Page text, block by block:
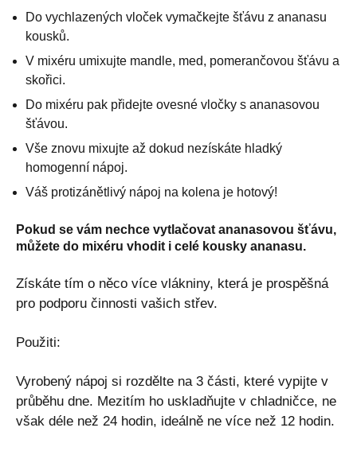
Do vychlazených vloček vymačkejte šťávu z ananasu
kousků.
V mixéru umixujte mandle, med, pomerančovou šťávu a
skořici.
Do mixéru pak přidejte ovesné vločky s ananasovou
šťávou.
Vše znovu mixujte až dokud nezískáte hladký
homogenní nápoj.
Váš protizánětlivý nápoj na kolena je hotový!
Pokud se vám nechce vytlačovat ananasovou šťávu,
můžete do mixéru vhodit i celé kousky ananasu.
Získáte tím o něco více vlákniny, která je prospěšná
pro podporu činnosti vašich střev.
Použiti:
Vyrobený nápoj si rozdělte na 3 části, které vypijte v
průběhu dne. Mezitím ho uskladňujte v chladničce, ne
však déle než 24 hodin, ideálně ne více než 12 hodin.